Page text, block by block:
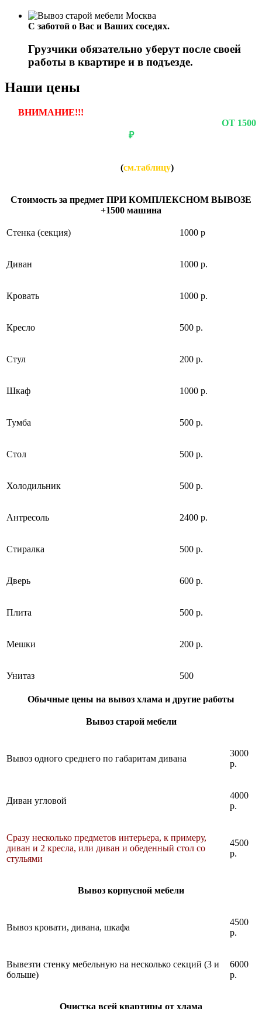
С заботой о Вас и Ваших соседях.
Грузчики обязательно уберут после своей
работы в квартире и в подъезде.
Наши цены
ВНИМАНИЕ!!!
ОТ 1500
₽
(см.таблицу)
Стоимость за предмет ПРИ КОМПЛЕКСНОМ ВЫВОЗЕ
+1500 машина
Cтенка (секция) 1000 р
Диван 1000 р.
Кровать 1000 р.
Кресло 500 р.
Стул 200 р.
Шкаф 1000 р.
Тумба 500 р.
Стол 500 р.
Холодильник 500 р.
Антресоль 2400 р.
Стиралка 500 р.
Дверь 600 р.
Плита 500 р.
Мешки 200 р.
Унитаз 500
Обычные цены на вывоз хлама и другие работы
Вывоз старой мебели
Вывоз одного среднего по габаритам дивана
3000
р.
Диван угловой
4000
р.
Сразу несколько предметов интерьера, к примеру,
диван и 2 кресла, или диван и обеденный стол со
стульями
4500
р.
Вывоз корпусной мебели
Вывоз кровати, дивана, шкафа
4500
р.
Вывезти стенку мебельную на несколько секций (3 и
больше)
6000
р.
Очистка всей квартиры от хлама